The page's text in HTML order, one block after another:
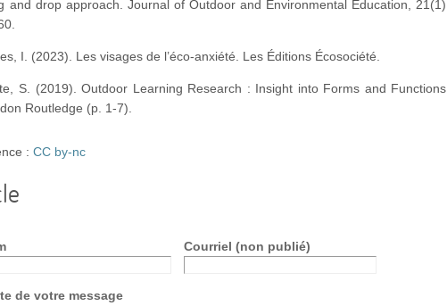
and drop approach. Journal of Outdoor and Environmental Education, 21(1),
I. (2023). Les visages de l’éco-anxiété. Les Éditions Écosociété.
S. (2019). Outdoor Learning Research : Insight into Forms and Functions.
Routledge (p. 1-7).
:CC by-nc
Courriel (non publié)
de votre message